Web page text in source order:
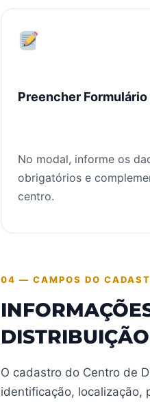
Preencher Formulário
No modal, informe os
obrigatórios e
centro.
04 — CAMPOS DO
DISTRIBUIÇÃO
O cadastro do Centro de
identificação, localização,